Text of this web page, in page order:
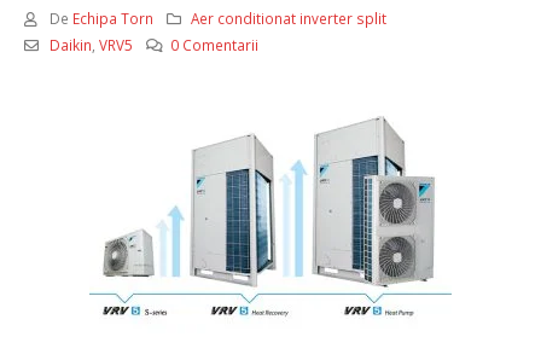
De Echipa Torn
Aer conditionat inverter split
Daikin, VRV5 0 Comentarii